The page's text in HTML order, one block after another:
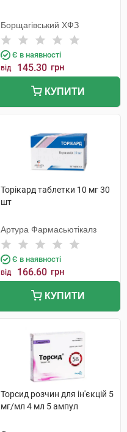
Борщагівський ХФЗ
Є в наявності
від 145.30 грн
КУПИТИ
Торікард таблетки 10 мг 30
шт
Артура Фармасьютікалз
Є в наявності
від 166.60 грн
КУПИТИ
Торсид розчин для ін'єкцій 5
мг/мл 4 мл 5 ампул